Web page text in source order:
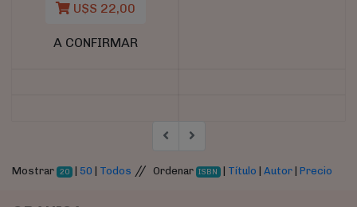
U$S 22,00
A CONFIRMAR
Mostrar 20 | 50 Todos // Ordenar ISBN Título |Autor |Precio